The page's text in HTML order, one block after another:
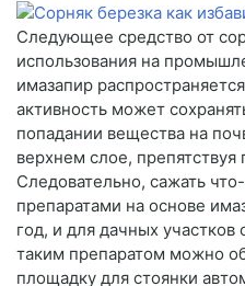
Следующее средство от
использования на
имазапир
активность может
попадании вещества на
верхнем слое,
Следовательно, сажать
препаратами на основе
год, и для дачных участков
таким препаратом можно
площадку для стоянки